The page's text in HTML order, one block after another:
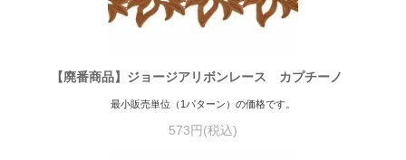
【廃番商品】ジョージアリボンレース カプチーノ
最小販売単位（1パターン）の価格です。
573円(税込)